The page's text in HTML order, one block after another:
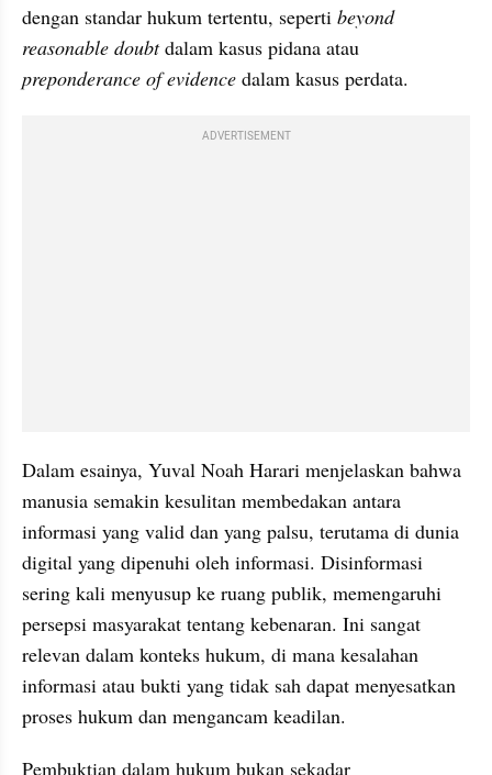
dengan standar hukum tertentu, seperti beyond
reasonable doubt
preponderance of evidence dalam kasus perdata.
ADVERTISEMENT
Dalam esainya, Yuval Noah Harari menjelaskan bahwa
manusia semakin kesulitan membedakan antara
informasi yang valid dan yang palsu, terutama di dunia
digital yang dipenuhi oleh informasi. Disinformasi
sering kali menyusup ke ruang publik, memengaruhi
persepsi masyarakat tentang kebenaran. Ini sangat
relevan dalam konteks hukum, di mana kesalahan
informasi atau bukti yang tidak sah dapat menyesatkan
proses hukum dan mengancam keadilan.
Pembuktian dalam hukum bukan sekadar